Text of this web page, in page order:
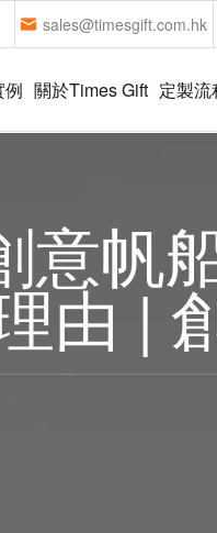
sales@timesgift.com.hk
例 關於Times Gift 定製流
意帆
由 |